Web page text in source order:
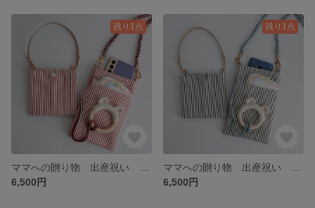
残り1点
6,500円
残り1点
6,500円